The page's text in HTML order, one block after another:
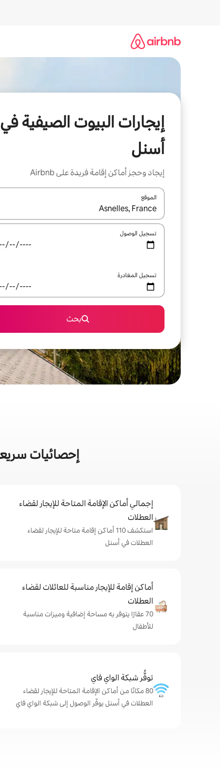
إيجارات البيوت الصيفية في
أسنل
إيجاد وحجز أماكن إقامة فريدة على Airbnb
الموقع
عند توفر النتائج، انتقل باستخدام السهمين لأعلى
تسجيل الوصول
تسجيل المغادرة
بحث
إحصائيات
إجمالي أماكن الإقامة المتاحة للإيجار لقضاء
العطلات
استكشف 110 أماكن إقامة متاحة للإيجار لقضاء
العطلات في أسنل
أماكن إقامة للإيجار مناسبة للعائلات لقضاء
العطلات
70 عقارًا يتوفر به مساحة إضافية وميزات مناسبة
للأطفال
توفُّر شبكة الواي فاي
80 مكانًا من أماكن الإقامة المتاحة للإيجار لقضاء
العطلات في أسنل يوفّر الوصول إلى شبكة الواي فاي